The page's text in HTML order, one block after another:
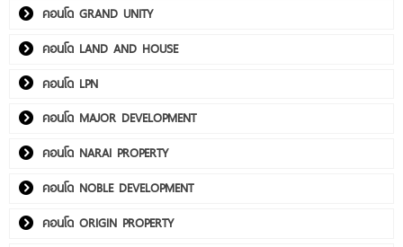
คอนโด GRAND UNITY
คอนโด LAND AND HOUSE
คอนโด LPN
คอนโด MAJOR DEVELOPMENT
คอนโด NARAI PROPERTY
คอนโด NOBLE DEVELOPMENT
คอนโด ORIGIN PROPERTY